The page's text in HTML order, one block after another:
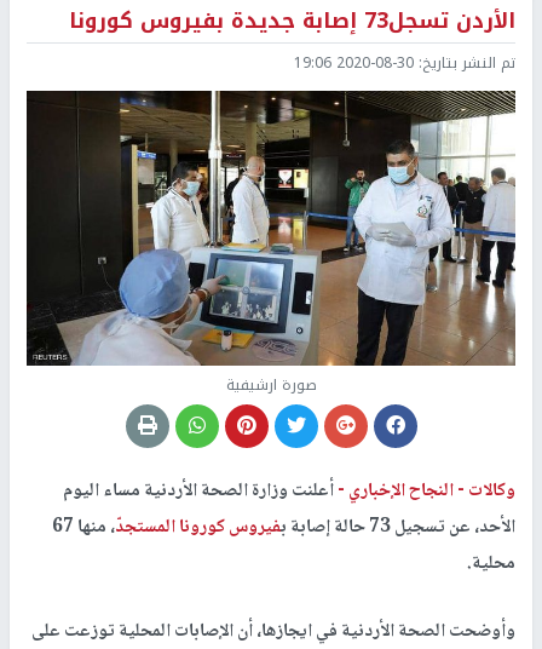
الأردن تسجل73 إصابة جديدة بفيروس كورونا
تم النشر بتاريخ: 2020-08-30 19:06
صورة ارشيفية
وكالات -النجاح الإخباري -أعلنت وزارة الصحة الأردنية مساء اليوم
الأحد، عن تسجيل 73 حالة إصابة ب
فيروس كورونا المستجد
ّ، منها 67
محلية.
وأوضحت الصحة الأردنية في ايجازها، أن الإصابات المحلية توزعت على